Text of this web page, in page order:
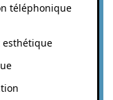
téléphonique
esthétique